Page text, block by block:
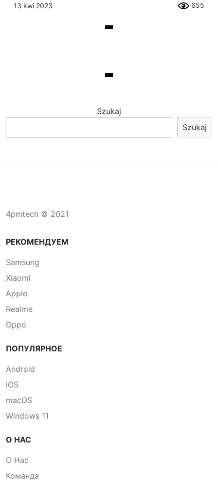
13 kwi 2023 655
Szukaj
Szukaj
4pmtech © 2021
РЕКОМЕНДУЕМ
Samsung
Xiaomi
Apple
Realme
Oppo
ПОПУЛЯРНОЕ
Android
iOS
macOS
Windows 11
О НАС
О Нас
Команда